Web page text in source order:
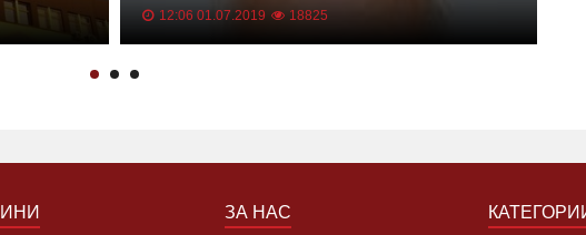
музей
12:06 01.07.2019 18825
ЗА НАС